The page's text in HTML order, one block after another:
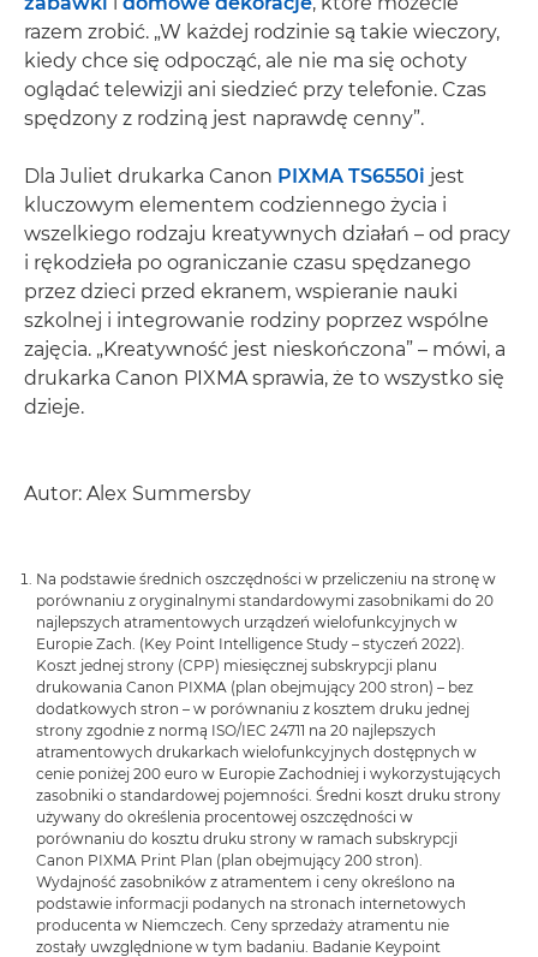
razem zrobić. „W każdej rodzinie są takie wieczory,
kiedy chce się odpocząć, ale nie ma się ochoty
oglądać telewizji ani siedzieć przy telefonie. Czas
spędzony z rodziną jest naprawdę cenny”.
Dla Juliet drukarka Canon PIXMA TS6550i jest
kluczowym elementem codziennego życia i
wszelkiego rodzaju kreatywnych działań – od pracy
i rękodzieła po ograniczanie czasu spędzanego
przez dzieci przed ekranem, wspieranie nauki
szkolnej i integrowanie rodziny poprzez wspólne
zajęcia. „Kreatywność jest nieskończona” – mówi, a
drukarka Canon PIXMA sprawia, że to wszystko się
dzieje.
Autor: Alex Summersby
Na podstawie średnich oszczędności w przeliczeniu na stronę w
porównaniu z oryginalnymi standardowymi zasobnikami do 20
najlepszych atramentowych urządzeń wielofunkcyjnych w
Europie Zach. (Key Point Intelligence Study – styczeń 2022).
Koszt jednej strony (CPP) miesięcznej subskrypcji planu
drukowania Canon PIXMA (plan obejmujący 200 stron) – bez
dodatkowych stron – w porównaniu z kosztem druku jednej
strony zgodnie z normą ISO/IEC 24711 na 20 najlepszych
atramentowych drukarkach wielofunkcyjnych dostępnych w
cenie poniżej 200 euro w Europie Zachodniej i wykorzystujących
zasobniki o standardowej pojemności. Średni koszt druku strony
używany do określenia procentowej oszczędności w
porównaniu do kosztu druku strony w ramach subskrypcji
Canon PIXMA Print Plan (plan obejmujący 200 stron).
Wydajność zasobników z atramentem i ceny określono na
podstawie informacji podanych na stronach internetowych
producenta w Niemczech. Ceny sprzedaży atramentu nie
zostały uwzględnione w tym badaniu. Badanie Keypoint